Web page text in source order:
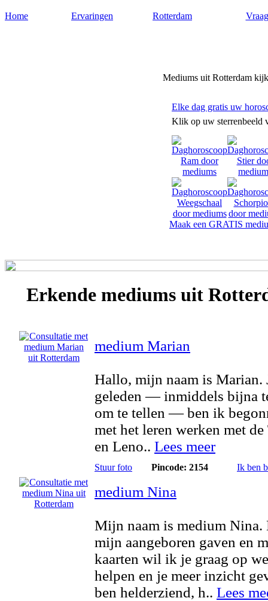
Home Ervaringen Rotterdam
Mediums uit Rotterdam
Elke dag gratis uw
Klik op uw sterrenbeeld
Maak een GRATIS
Erkende mediums uit
medium Marian
Hallo, mijn naam is Marian.
geleden — inmiddels bijna
om te tellen — ben ik
met het leren werken met de
en Leno.. Lees meer
Stuur foto Pincode: 2154 Ik ben
medium Nina
Mijn naam is medium Nina.
mijn aangeboren gaven en
kaarten wil ik je graag op
helpen en je meer inzicht
ben helderziend, h.. Lees